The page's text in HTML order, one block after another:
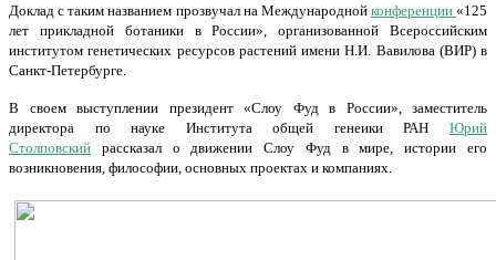
Доклад с таким названием прозвучал на Международной конференции «125
лет прикладной ботаники в России», организованной Всероссийским
институтом генетических ресурсов растений имени Н.И. Вавилова (ВИР) в
Санкт-Петербурге.
В своем выступлении президент «Слоу Фуд в России», заместитель
директора по науке Института общей генеики РАН
Юрий
Столповский рассказал о движении Слоу Фуд в мире, истории его
возникновения, философии, основных проектах и компаниях.